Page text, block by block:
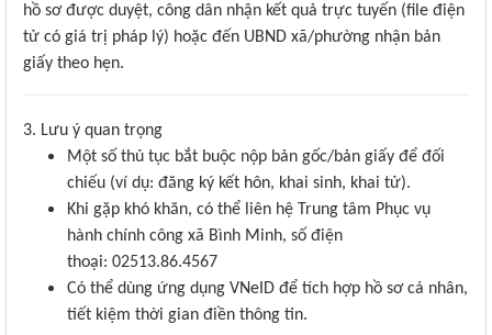
hồ sơ được duyệt, công dân nhận kết quả trực tuyến (file điện
tử có giá trị pháp lý) hoặc đến UBND xã/phường nhận bản
giấy theo hẹn.
3. Lưu ý quan trọng
Một số thủ tục bắt buộc nộp bản gốc/bản giấy để đối
chiếu (ví dụ: đăng ký kết hôn, khai sinh, khai tử).
Khi gặp khó khăn, có thể liên hệ Trung tâm Phục vụ
hành chính công xã Bình Minh, số điện
thoại: 02513.86.4567
Có thể dùng ứng dụng VNeID để tích hợp hồ sơ cá nhân,
tiết kiệm thời gian điền thông tin.